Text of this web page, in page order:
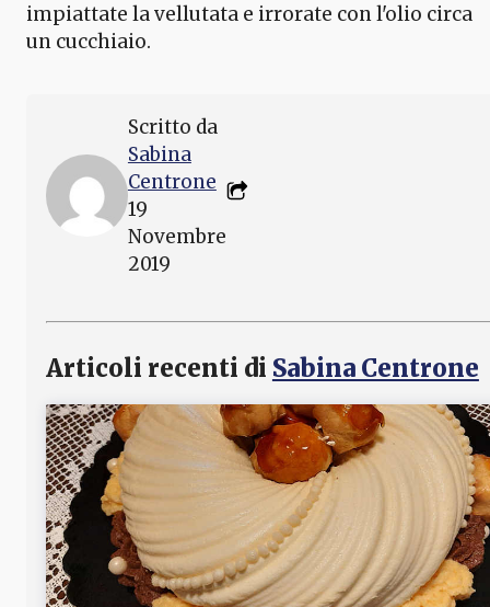
impiattate la vellutata e irrorate con l'olio circa
un cucchiaio.
Scritto da
Sabina
Centrone
19
Novembre
2019
Articoli recenti di Sabina Centrone